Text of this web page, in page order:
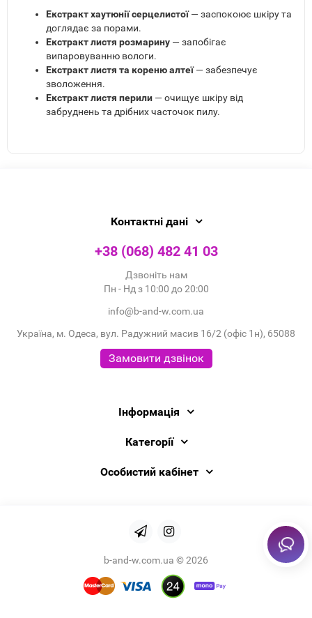
Екстракт хаутюнії серцелистої — заспокоює шкіру та
доглядає за порами.
Екстракт листя розмарину — запобігає
випаровуванню вологи.
Екстракт листя та кореню алтеї— забезпечує
зволоження.
Екстракт листя перили — очищує шкіру від
забруднень та дрібних часточок пилу.
Контактні дані
+38 (068) 482 41 03
Дзвоніть нам
Пн - Нд з 10:00 до 20:00
info@b-and-w.com.ua
Україна, м. Одеса, вул. Радужний масив 16/2 (офіс 1н), 65088
Замовити дзвінок
Інформація
Категорії
Особистий кабінет
b-and-w.com.ua © 2026